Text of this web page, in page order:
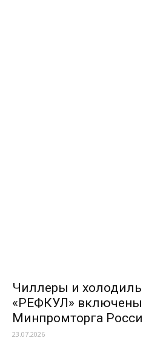
Чиллеры и
«РЕФКУЛ» включены
Минпромторга
23.07.2026